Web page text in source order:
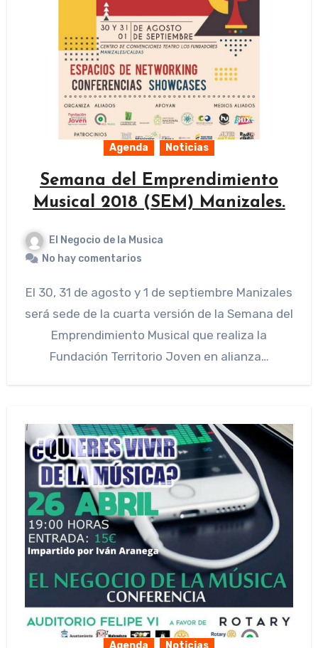
Agenda Noticias
Semana del Emprendimiento
Musical 2018 (SEM) Manizales.
El Negocio de la Musica
No hay comentarios
El 30, 31 de agosto y 1 de septiembre Manizales
será sede de la cuarta versión de la Semana del
Emprendimiento Musical que realiza la
Fundación Territorio Joven en alianza…